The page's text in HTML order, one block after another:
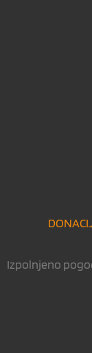
Izpolnjeno